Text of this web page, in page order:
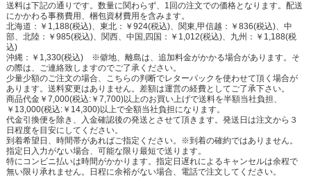
送料は下記の通りです。数量に関わらず、1回の注文での価格となります。配送
にかかわる事務費用、梱包資材費用を含みます。
北海道：￥1,188(税込)、東北：￥924(税込)、関東,甲信越：￥836(税込)、中
部、北陸：￥985(税込)、関西、中国,四国：￥1,012(税込)、九州：￥1,188(税
込)
沖縄：￥1,330(税込) ※僻地、離島は、追加料金がかかる場合があります。そ
の際は、ご連絡致しますのでご了承ください。
少量少額のご注文の場合、こちらの判断でレターパックを使わせて頂く場合が
あります。送料変更はありません。差額は運営の経費としてご了承下さい。
商品代金￥7,000(税込:￥7,700)以上のお買い上げで送料を半額当社負担、
￥13,000(税込:￥14,300)以上で全額当社負担になります。
代金引換便を除き、入金確認後の発送とさせて頂きます。発送日は注文から３
日程度を目安にしてください。
到着希望日、時間帯があればご指定ください。※到着の確約ではありません。
指定日入力がない場合、可能な限り最短で送ります。
特にコンビニ払いは時間がかかります。指定日遅れによるキャンセルは余程で
無い限り承れません。日程に余裕がない場合、電話で注文してください。